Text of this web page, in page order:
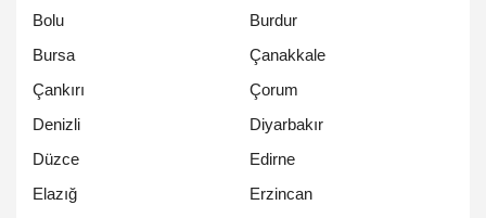
Bolu
Burdur
Bursa
Çanakkale
Çankırı
Çorum
Denizli
Diyarbakır
Düzce
Edirne
Elazığ
Erzincan